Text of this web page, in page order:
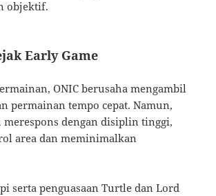
objektif.
Early Game
ONIC berusaha mengambil
permainan tempo cepat. Namun,
merespons dengan disiplin tinggi,
area dan meminimalkan
serta penguasaan Turtle dan Lord